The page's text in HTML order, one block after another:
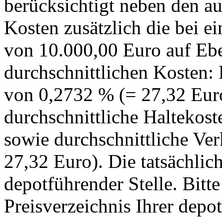
berücksichtigt neben den
Kosten zusätzlich die bei
von 10.000,00 Euro auf
durchschnittlichen
von 0,2732 % (= 27,32
durchschnittliche
sowie durchschnittliche
27,32 Euro). Die
depotführender Stelle.
Preisverzeichnis Ihrer